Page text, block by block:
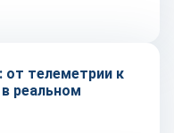
телеметрии к
реальном